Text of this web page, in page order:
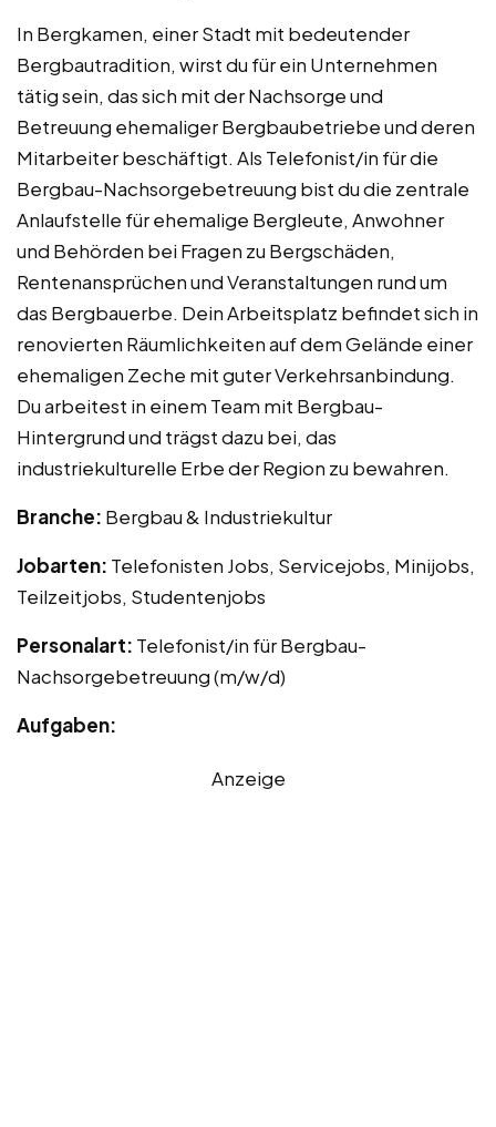
In Bergkamen, einer Stadt mit bedeutender
Bergbautradition, wirst du für ein Unternehmen
tätig sein, das sich mit der Nachsorge und
Betreuung ehemaliger Bergbaubetriebe und deren
Mitarbeiter beschäftigt. Als Telefonist/in für die
Bergbau-Nachsorgebetreuung bist du die zentrale
Anlaufstelle für ehemalige Bergleute, Anwohner
und Behörden bei Fragen zu Bergschäden,
Rentenansprüchen und Veranstaltungen rund um
das Bergbauerbe. Dein Arbeitsplatz befindet sich in
renovierten Räumlichkeiten auf dem Gelände einer
ehemaligen Zeche mit guter Verkehrsanbindung.
Du arbeitest in einem Team mit Bergbau-
Hintergrund und trägst dazu bei, das
industriekulturelle Erbe der Region zu bewahren.
Branche: Bergbau & Industriekultur
Jobarten: Telefonisten Jobs, Servicejobs, Minijobs,
Teilzeitjobs, Studentenjobs
Personalart: Telefonist/in für Bergbau-
Nachsorgebetreuung (m/w/d)
Aufgaben:
Anzeige